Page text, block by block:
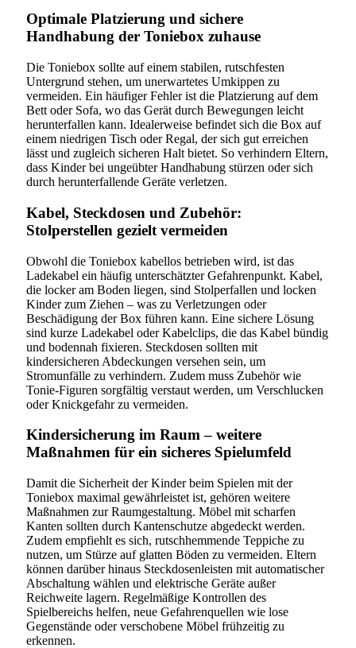
Optimale Platzierung und sichere
Handhabung der Toniebox zuhause
Die Toniebox sollte auf einem stabilen, rutschfesten
Untergrund stehen, um unerwartetes Umkippen zu
vermeiden. Ein häufiger Fehler ist die Platzierung auf dem
Bett oder Sofa, wo das Gerät durch Bewegungen leicht
herunterfallen kann. Idealerweise befindet sich die Box auf
einem niedrigen Tisch oder Regal, der sich gut erreichen
lässt und zugleich sicheren Halt bietet. So verhindern Eltern,
dass Kinder bei ungeübter Handhabung stürzen oder sich
durch herunterfallende Geräte verletzen.
Kabel, Steckdosen und Zubehör:
Stolperstellen gezielt vermeiden
Obwohl die Toniebox kabellos betrieben wird, ist das
Ladekabel ein häufig unterschätzter Gefahrenpunkt. Kabel,
die locker am Boden liegen, sind Stolperfallen und locken
Kinder zum Ziehen – was zu Verletzungen oder
Beschädigung der Box führen kann. Eine sichere Lösung
sind kurze Ladekabel oder Kabelclips, die das Kabel bündig
und bodennah fixieren. Steckdosen sollten mit
kindersicheren Abdeckungen versehen sein, um
Stromunfälle zu verhindern. Zudem muss Zubehör wie
Tonie-Figuren sorgfältig verstaut werden, um Verschlucken
oder Knickgefahr zu vermeiden.
Kindersicherung im Raum – weitere
Maßnahmen für ein sicheres Spielumfeld
Damit die Sicherheit der Kinder beim Spielen mit der
Toniebox maximal gewährleistet ist, gehören weitere
Maßnahmen zur Raumgestaltung. Möbel mit scharfen
Kanten sollten durch Kantenschutze abgedeckt werden.
Zudem empfiehlt es sich, rutschhemmende Teppiche zu
nutzen, um Stürze auf glatten Böden zu vermeiden. Eltern
können darüber hinaus Steckdosenleisten mit automatischer
Abschaltung wählen und elektrische Geräte außer
Reichweite lagern. Regelmäßige Kontrollen des
Spielbereichs helfen, neue Gefahrenquellen wie lose
Gegenstände oder verschobene Möbel frühzeitig zu
erkennen.